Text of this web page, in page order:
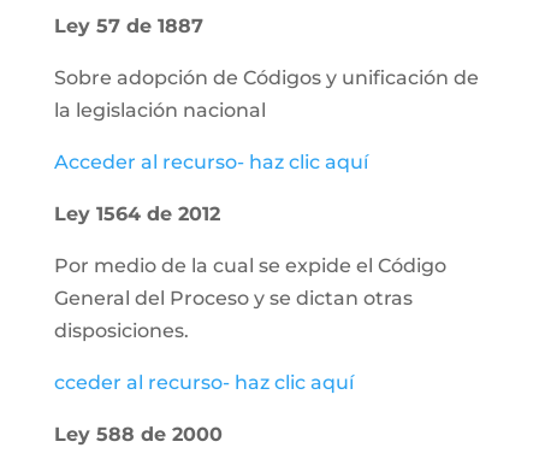
Ley 57 de 1887
Sobre adopción de Códigos y unificación de
la legislación nacional
Acceder al recurso- haz clic aquí
Ley 1564 de 2012
Por medio de la cual se expide el Código
General del Proceso y se dictan otras
disposiciones.
cceder al recurso- haz clic aquí
Ley 588 de 2000